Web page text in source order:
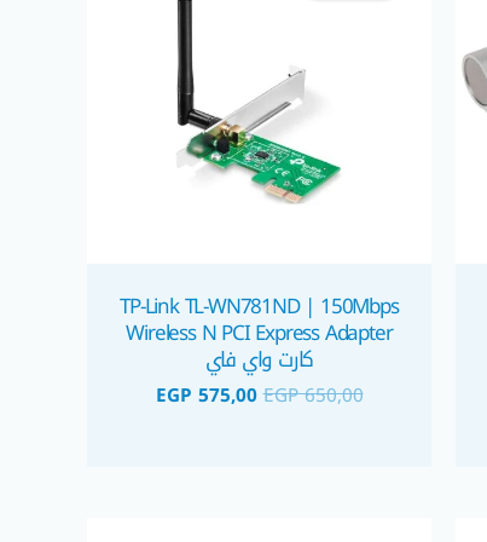
TP-Link TL-WN781ND | 150Mbps
Wireless N PCI Express Adapter
كارت واي فاي
EGP650,00
EGP 575,00